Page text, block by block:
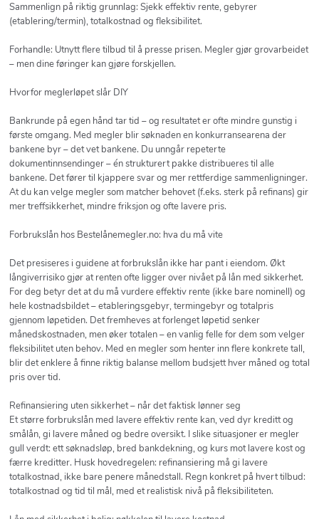
Sammenlign på riktig grunnlag: Sjekk effektiv rente, gebyrer
(etablering/termin), totalkostnad og fleksibilitet.
Forhandle: Utnytt flere tilbud til å presse prisen. Megler gjør grovarbeidet
– men dine føringer kan gjøre forskjellen.
Hvorfor meglerløpet slår DIY
Bankrunde på egen hånd tar tid – og resultatet er ofte mindre gunstig i
første omgang. Med megler blir søknaden en konkurransearena der
bankene byr – det vet bankene. Du unngår repeterte
dokumentinnsendinger – én strukturert pakke distribueres til alle
bankene. Det fører til kjappere svar og mer rettferdige sammenligninger.
At du kan velge megler som matcher behovet (f.eks. sterk på refinans) gir
mer treffsikkerhet, mindre friksjon og ofte lavere pris.
Forbrukslån hos Bestelånemegler.no: hva du må vite
Det presiseres i guidene at forbrukslån ikke har pant i eiendom. Økt
långiverrisiko gjør at renten ofte ligger over nivået på lån med sikkerhet.
For deg betyr det at du må vurdere effektiv rente (ikke bare nominell) og
hele kostnadsbildet – etableringsgebyr, termingebyr og totalpris
gjennom løpetiden. Det fremheves at forlenget løpetid senker
månedskostnaden, men øker totalen – en vanlig felle for dem som velger
fleksibilitet uten behov. Med en megler som henter inn flere konkrete tall,
blir det enklere å finne riktig balanse mellom budsjett hver måned og total
pris over tid.
Refinansiering uten sikkerhet – når det faktisk lønner seg
Et større forbrukslån med lavere effektiv rente kan, ved dyr kreditt og
smålån, gi lavere måned og bedre oversikt. I slike situasjoner er megler
gull verdt: ett søknadsløp, bred bankdekning, og kurs mot lavere kost og
færre kreditter. Husk hovedregelen: refinansiering må gi lavere
totalkostnad, ikke bare penere månedstall. Regn konkret på hvert tilbud:
totalkostnad og tid til mål, med et realistisk nivå på fleksibiliteten.